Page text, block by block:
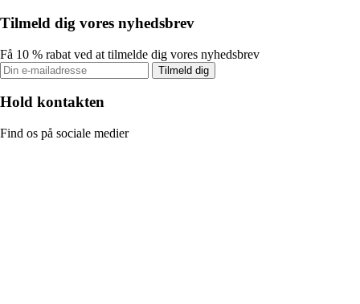
Tilmeld dig vores nyhedsbrev
Få 10 % rabat ved at tilmelde dig vores nyhedsbrev
Tilmeld dig
Hold kontakten
Find os på sociale medier